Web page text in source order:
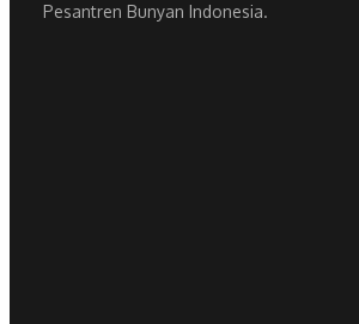
Pesantren Bunyan Indonesia.